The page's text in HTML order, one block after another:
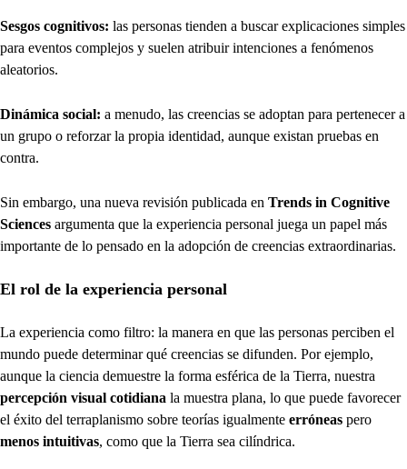
Sesgos cognitivos: las personas tienden a buscar explicaciones simples
para eventos complejos y suelen atribuir intenciones a fenómenos
aleatorios.
Dinámica social: a menudo, las creencias se adoptan para pertenecer a
un grupo o reforzar la propia identidad, aunque existan pruebas en
contra.
Sin embargo, una nueva revisión publicada en Trends in Cognitive
Sciences argumenta que la experiencia personal juega un papel más
importante de lo pensado en la adopción de creencias extraordinarias.
El rol de la experiencia personal
La experiencia como filtro: la manera en que las personas perciben el
mundo puede determinar qué creencias se difunden. Por ejemplo,
aunque la ciencia demuestre la forma esférica de la Tierra, nuestra
percepción visual cotidiana la muestra plana, lo que puede favorecer
el éxito del terraplanismo sobre teorías igualmente erróneas pero
menos intuitivas, como que la Tierra sea cilíndrica.